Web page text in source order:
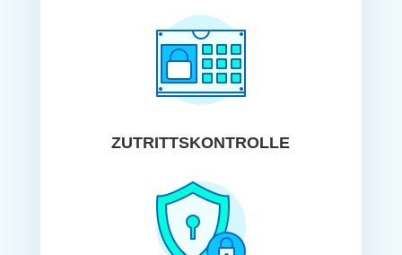
ZUTRITTSKONTROLLE